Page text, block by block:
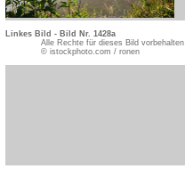
Linkes Bild - Bild Nr. 1428a
Alle Rechte für dieses Bild vorbehalten
© istockphoto.com / ronen